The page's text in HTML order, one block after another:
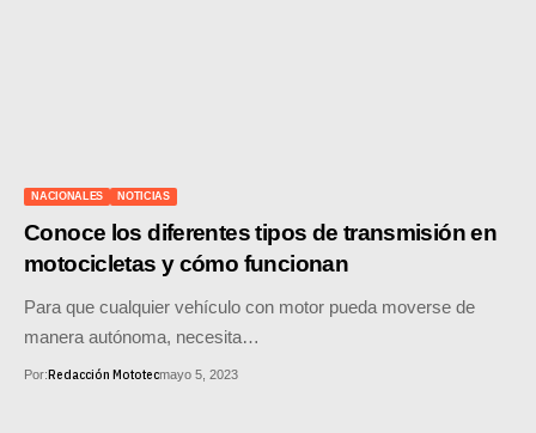
MOTOS HERO PERÚ
MOTOS ZONTES PERÚ
MOTOS HAOJUE PERÚ
MOTOS BENELLI PERÚ
NACIONALES NOTICIAS
Conoce los diferentes tipos de transmisión en
motocicletas y cómo funcionan
Para que cualquier vehículo con motor pueda moverse de
manera autónoma, necesita…
Por:Redacción Mototecmayo 5, 2023